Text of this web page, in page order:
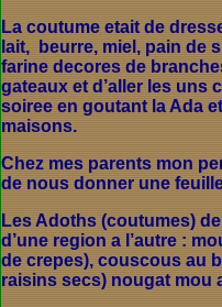
La coutume etait de
lait,
beurre, miel, pain de
farine decores de
gateaux et d’aller les uns
soiree en goutant la Ada
maisons.
Chez mes parents mon
de nous donner une
Les Adoths (coutumes)
d’une region a l’autre :
de crepes), couscous au
raisins secs) nougat mou